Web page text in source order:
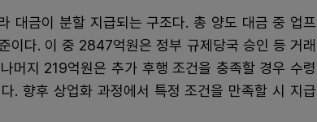
대금이 분할 지급되는 구조다. 총 양도 대금 중 업프
다. 이 중 2847억원은 정부 규제당국 승인 등 거래
머지 219억원은 추가 후행 조건을 충족할 경우 수령
. 향후 상업화 과정에서 특정 조건을 만족할 시 지급